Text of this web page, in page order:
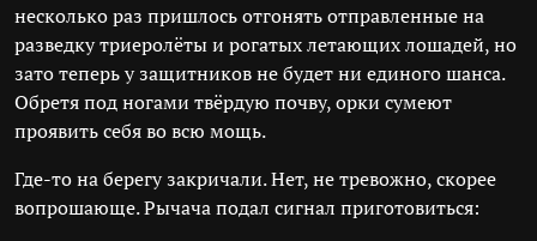
несколько раз пришлось отгонять отправленные на
разведку триеролёты и рогатых летающих лошадей, но
зато теперь у защитников не будет ни единого шанса.
Обретя под ногами твёрдую почву, орки сумеют
проявить себя во всю мощь.
Где-то на берегу закричали. Нет, не тревожно, скорее
вопрошающе. Рычача подал сигнал приготовиться: